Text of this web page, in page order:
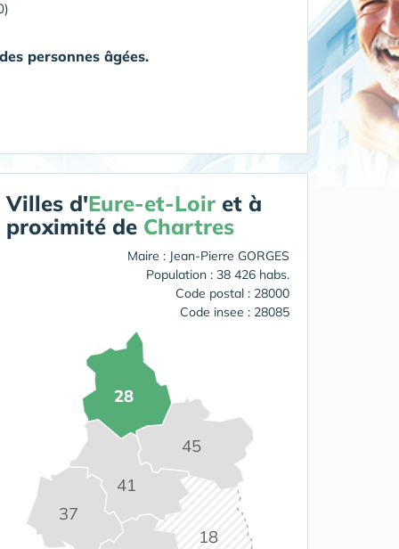
personnes âgées.
Villes d'Eure-et-Loir et à
proximité de Chartres
Maire : Jean-Pierre GORGES
Population : 38 426 habs.
Code postal : 28000
Code insee : 28085
18
28
37
41
45